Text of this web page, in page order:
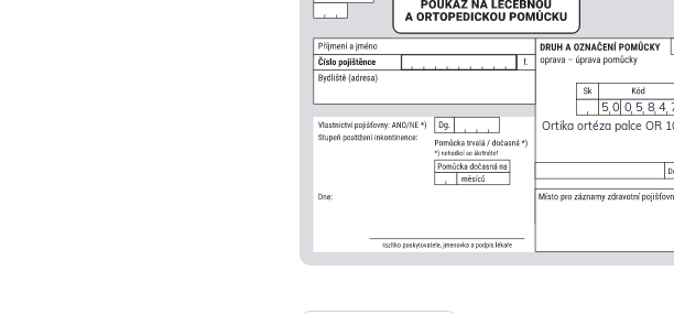
Ortika ortéza palce OR